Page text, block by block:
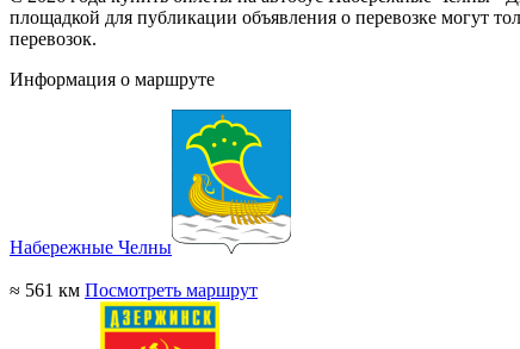
площадкой для публикации объявления о перевозке могут
перевозок.
Информация о маршруте
Набережные Челны
≈ 561 км Посмотреть маршрут